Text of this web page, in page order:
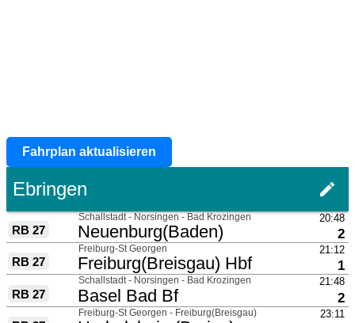
Fahrplan aktualisieren